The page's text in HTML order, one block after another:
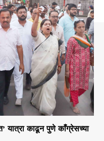
यात्रा काढून पुणे काँग्रेसच्या